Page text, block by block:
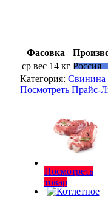
Фасовка
ср вес 14 кг Россия
Категория: Свинина
Посмотреть Прайс-
Посмотреть
товар